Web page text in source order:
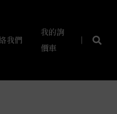
我們
我的詢
價車